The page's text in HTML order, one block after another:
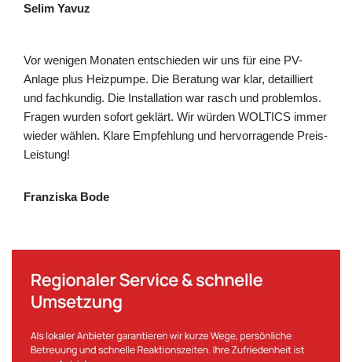
Selim Yavuz
Vor wenigen Monaten entschieden wir uns für eine PV-
Anlage plus Heizpumpe. Die Beratung war klar, detailliert
und fachkundig. Die Installation war rasch und problemlos.
Fragen wurden sofort geklärt. Wir würden WOLTICS immer
wieder wählen. Klare Empfehlung und hervorragende Preis-
Leistung!
Franziska Bode